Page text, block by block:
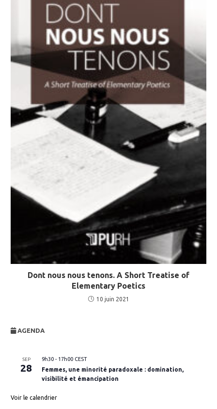
Dont nous nous tenons. A Short Treatise of
Elementary Poetics
10 juin 2021
AGENDA
SEP
28
9h30 - 17h00 CEST
Femmes, une minorité paradoxale : domination,
visibilité et émancipation
Voir le calendrier